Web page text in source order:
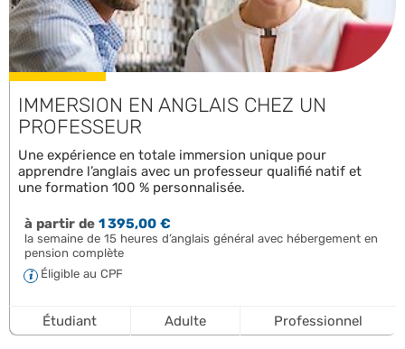
IMMERSION EN ANGLAIS CHEZ UN
PROFESSEUR
Une expérience en totale immersion unique pour
apprendre l’anglais avec un professeur qualifié natif et
une formation 100 % personnalisée.
à partir de1 395,00 €
la semaine de 15 heures d’anglais général avec hébergement en
pension complète
Éligible au CPF
Étudiant Adulte Professionnel